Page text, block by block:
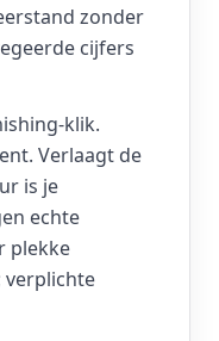
zonder
cijfers
klik.
Verlaagt de
is je
echte
plekke
verplichte